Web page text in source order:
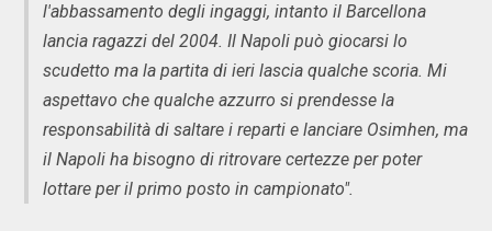
l'abbassamento degli ingaggi, intanto il Barcellona
lancia ragazzi del 2004. Il Napoli può giocarsi lo
scudetto ma la partita di ieri lascia qualche scoria. Mi
aspettavo che qualche azzurro si prendesse la
responsabilità di saltare i reparti e lanciare Osimhen, ma
il Napoli ha bisogno di ritrovare certezze per poter
lottare per il primo posto in campionato".